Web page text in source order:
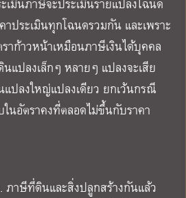
มินภาษีจะประเมินรายแปลงโฉนด
าประเมินทุกโฉนดรวมกัน และเพราะ
าก้าวหน้าเหมือนภาษีเงินได้บุคคล
แปลงเล็กๆ หลายๆ แปลงจะเสีย
ปลงใหญ่แปลงเดียว ยกเว้นกรณี
ในอัตราคงที่ตลอดไม่ขึ้นกับราคา
. ภาษีที่ดินและสิ่งปลูกสร้างกันแล้ว